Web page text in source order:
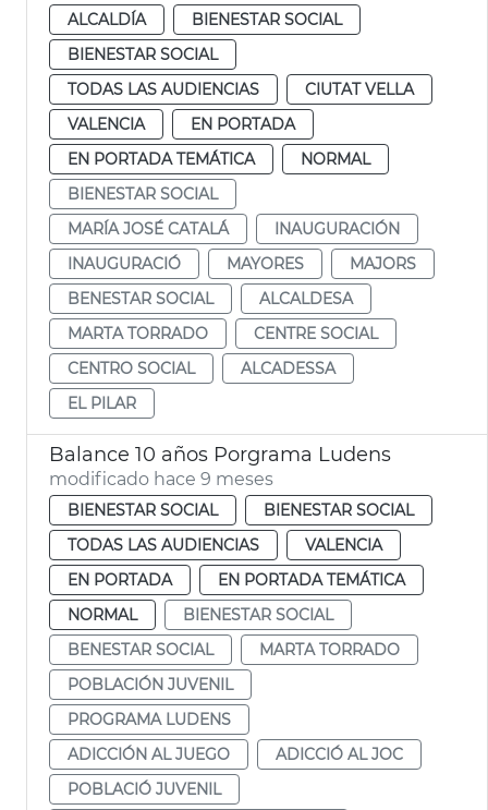
ALCALDÍA
BIENESTAR SOCIAL
BIENESTAR SOCIAL
TODAS LAS AUDIENCIAS
CIUTAT VELLA
VALENCIA
EN PORTADA
EN PORTADA TEMÁTICA
NORMAL
BIENESTAR SOCIAL
MARÍA JOSÉ CATALÁ
INAUGURACIÓN
INAUGURACIÓ
MAYORES
MAJORS
BENESTAR SOCIAL
ALCALDESA
MARTA TORRADO
CENTRE SOCIAL
CENTRO SOCIAL
ALCADESSA
EL PILAR
Balance 10 años Porgrama Ludens
modificado hace 9 meses
BIENESTAR SOCIAL
BIENESTAR SOCIAL
TODAS LAS AUDIENCIAS
VALENCIA
EN PORTADA
EN PORTADA TEMÁTICA
NORMAL
BIENESTAR SOCIAL
BENESTAR SOCIAL
MARTA TORRADO
POBLACIÓN JUVENIL
PROGRAMA LUDENS
ADICCIÓN AL JUEGO
ADICCIÓ AL JOC
POBLACIÓ JUVENIL